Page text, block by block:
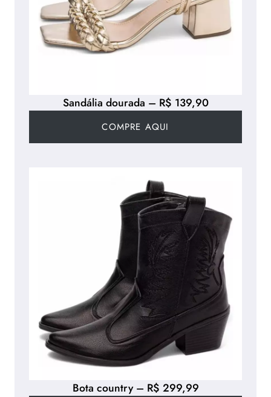
Sandália dourada – R$ 139,90
COMPRE AQUI
Bota country – R$ 299,99